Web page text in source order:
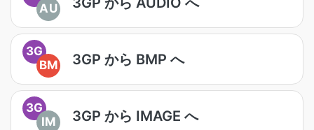
AU
3G
BM
3GP から BMP へ
3G
IM
3GP から IMAGE へ